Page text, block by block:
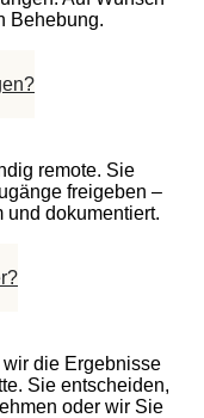
Behebung.
remote. Sie
freigeben –
und dokumentiert.
wir die Ergebnisse
Sie entscheiden,
oder wir Sie